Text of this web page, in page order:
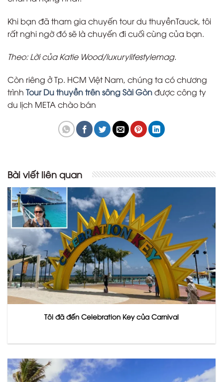
Khi bạn đã tham gia chuyến tour du thuyềnTauck, tôi
rất nghi ngờ đó sẽ là chuyến đi cuối cùng của bạn.
Theo: Lời của Katie Wood/luxurylifestylemag.
Còn riêng ở Tp. HCM Việt Nam, chúng ta có chương
trình Tour Du thuyền trên sông Sài Gònđược công ty
du lịch META chào bán
Bài viết liên quan
Tôi đã đến Celebration Key của Carnival